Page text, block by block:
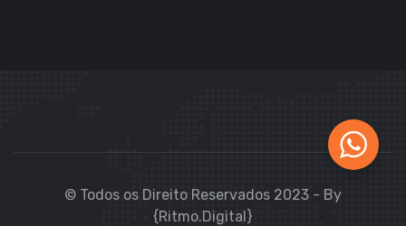
© Todos os Direito Reservados 2023 - By
{Ritmo.Digital}